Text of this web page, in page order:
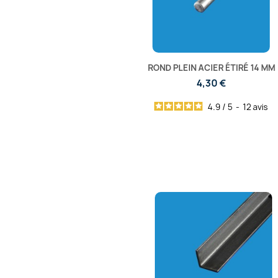
ROND PLEIN ACIER ÉTIRÉ 14 MM
4,30 €
4.9 / 5 - 12avis